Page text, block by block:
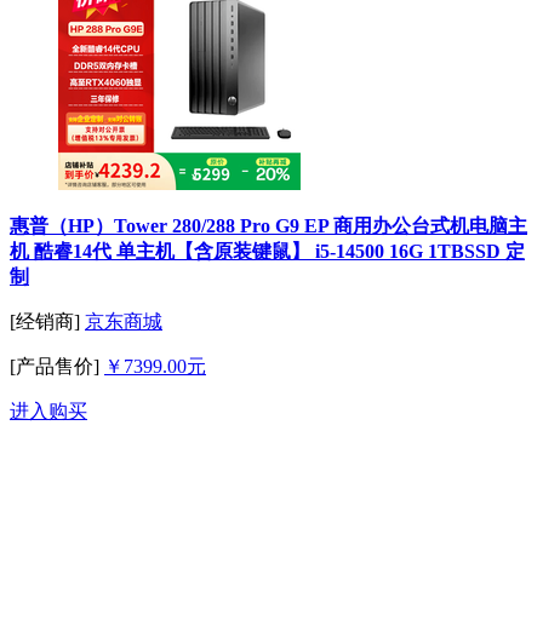
惠普（HP）Tower 280/288 Pro G9 EP 商用办公台式机电脑主
机 酷睿14代 单主机【含原装键鼠】 i5-14500 16G 1TBSSD 定
制
[经销商] 京东商城
[产品售价] ￥7399.00元
进入购买